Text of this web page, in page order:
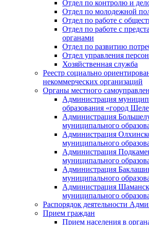
Отдел по контролю и
Отдел по молодежной
Отдел по работе с
Отдел по работе с
органами
Отдел по развитию
Отдел управления
Хозяйственная служба
Реестр социально
некоммерческих организаций
Органы местного
Администрация
образования «город
Администрация
муниципального
Администрация
муниципального
Администрация
муниципального
Администрация
муниципального
Администрация
муниципального
Распорядок деятельности
Прием граждан
Прием населения в